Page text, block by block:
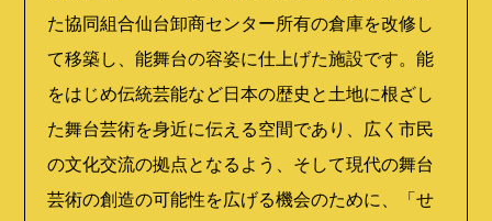
た協同組合仙台卸商センター所有の倉庫を改修し
て移築し、能舞台の容姿に仕上げた施設です。能
をはじめ伝統芸能など日本の歴史と土地に根ざし
た舞台芸術を身近に伝える空間であり、広く市民
の文化交流の拠点となるよう、そして現代の舞台
芸術の創造の可能性を広げる機会のために、「せ